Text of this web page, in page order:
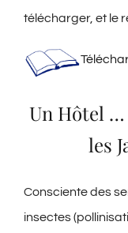
télécharger, et le
Un Hôtel …
les
Consciente des
insectes